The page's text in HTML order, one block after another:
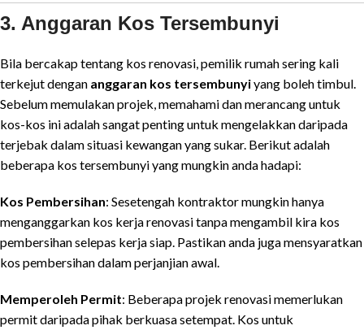
3. Anggaran Kos Tersembunyi
Bila bercakap tentang kos renovasi, pemilik rumah sering kali
terkejut dengan anggaran kos tersembunyiyang boleh timbul.
Sebelum memulakan projek, memahami dan merancang untuk
kos-kos ini adalah sangat penting untuk mengelakkan daripada
terjebak dalam situasi kewangan yang sukar. Berikut adalah
beberapa kos tersembunyi yang mungkin anda hadapi:
Kos Pembersihan: Sesetengah kontraktor mungkin hanya
menganggarkan kos kerja renovasi tanpa mengambil kira kos
pembersihan selepas kerja siap. Pastikan anda juga mensyaratkan
kos pembersihan dalam perjanjian awal.
Memperoleh Permit: Beberapa projek renovasi memerlukan
permit daripada pihak berkuasa setempat. Kos untuk